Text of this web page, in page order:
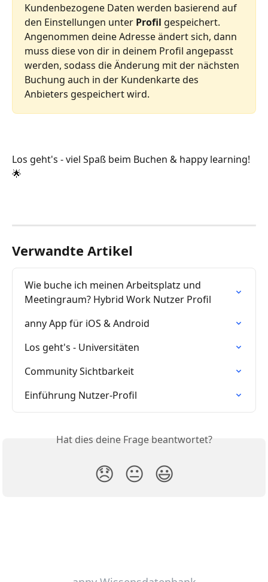
Kundenbezogene Daten werden basierend auf
den Einstellungen unter Profil gespeichert.
Angenommen deine Adresse ändert sich, dann
muss diese von dir in deinem Profil angepasst
werden, sodass die Änderung mit der nächsten
Buchung auch in der Kundenkarte des
Anbieters gespeichert wird.
Los geht's - viel Spaß beim Buchen & happy learning!
🌟
Verwandte Artikel
Wie buche ich meinen Arbeitsplatz und
Meetingraum? Hybrid Work Nutzer Profil
anny App für iOS & Android
Los geht's - Universitäten
Community Sichtbarkeit
Einführung Nutzer-Profil
Hat dies deine Frage beantwortet?
😞 😐 😃